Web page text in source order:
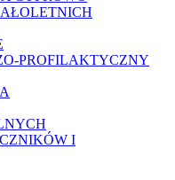
PROFILAKTYCZNY
I